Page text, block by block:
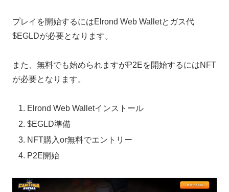
プレイを開始するにはElrond Web Walletとガス代
$EGLDが必要となります。
また、無料でも始められますがP2Eを開始するにはNFT
が必要となります。
Elrond Web Walletインストール
$EGLD準備
NFT購入or無料でエントリー
P2E開始